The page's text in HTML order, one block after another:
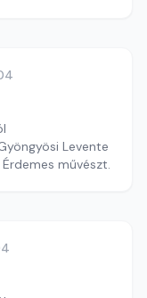
Levente
művészt.